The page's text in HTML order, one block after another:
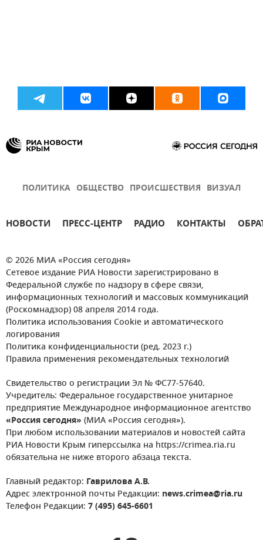
ПОЛИТИКА ОБЩЕСТВО ПРОИСШЕСТВИЯ ВИЗУАЛ
НОВОСТИ ПРЕСС-ЦЕНТР РАДИО КОНТАКТЫ
© 2026 МИА «Россия сегодня»
Сетевое издание РИА Новости зарегистрировано в
Федеральной службе по надзору в сфере связи,
информационных технологий и массовых коммуникаций
(Роскомнадзор) 08 апреля 2014 года.
Политика использования Cookie и автоматического
логирования
Политика конфиденциальности (ред. 2023 г.)
Правила применения рекомендательных технологий
Свидетельство о регистрации Эл № ФС77-57640.
Учредитель: Федеральное государственное унитарное
предприятие Международное информационное агентство
«Россия сегодня» (МИА «Россия сегодня»).
При любом использовании материалов и новостей сайта
РИА Новости Крым гиперссылка на https://crimea.ria.ru
обязательна не ниже второго абзаца текста.
Главный редактор: Гаврилова А.В.
Адрес электронной почты Редакции: news.crimea@ria.ru
Телефон Редакции: 7 (495) 645-6601